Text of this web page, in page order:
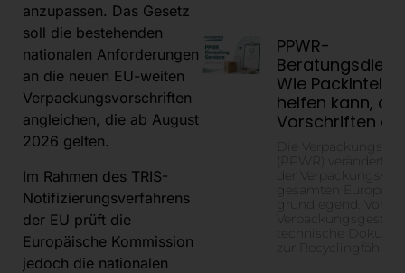
anzupassen. Das Gesetz
soll die bestehenden
nationalen Anforderungen
an die neuen EU-weiten
Verpackungsvorschriften
angleichen, die ab August
2026 gelten.
Im Rahmen des TRIS-
Notifizierungsverfahrens
der EU prüft die
Europäische Kommission
jedoch die nationalen
PPWR-
Wie PackIntelX
helfen kann, die
Vorschriften
Die
(PPWR) verändert
der
gesamten
grundlegend. Von
technische
zur